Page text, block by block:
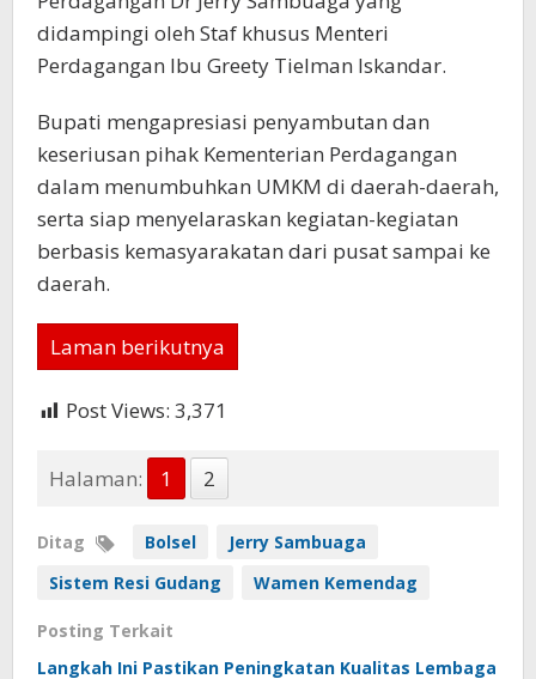
didampingi oleh Staf khusus Menteri
Perdagangan Ibu Greety Tielman Iskandar.
Bupati mengapresiasi penyambutan dan
keseriusan pihak Kementerian Perdagangan
dalam menumbuhkan UMKM di daerah-daerah,
serta siap menyelaraskan kegiatan-kegiatan
berbasis kemasyarakatan dari pusat sampai ke
daerah.
Laman berikutnya
Post Views: 3,371
Halaman: 1 2
Ditag Bolsel
Jerry Sambuaga
Sistem Resi Gudang
Wamen Kemendag
Posting Terkait
Langkah Ini Pastikan Peningkatan Kualitas Lembaga